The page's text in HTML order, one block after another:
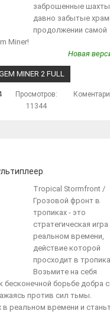
заброшенные
давно забытые
продолжении самой
Miner!
Новая
MINER 2 FULL
Просмотров:
11344
Tropical Stormfront /
Грозовой фронт в
тропиках - это
стратегическая игра
реальном времени,
действие которой
просходит в
Возьмите на себя
бесконечной борьбе добра
против сил тьмы.
в реальном времени и